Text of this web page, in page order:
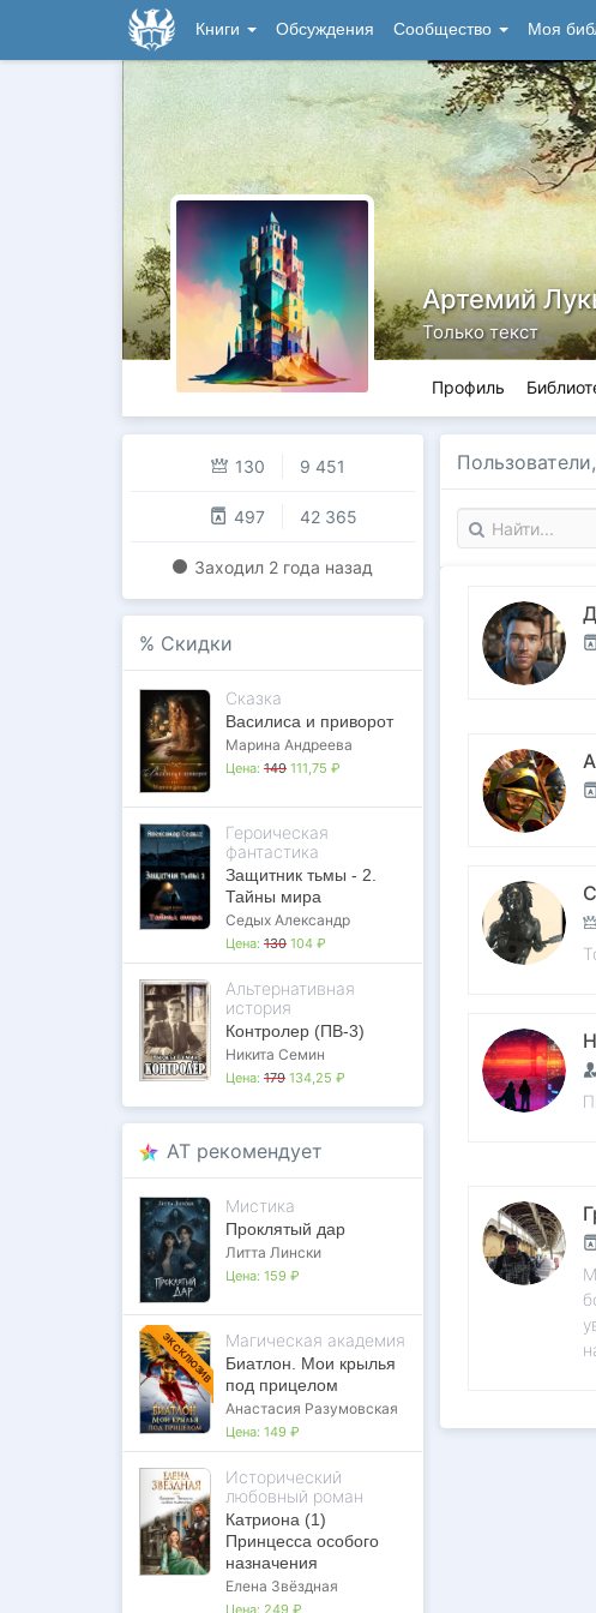
Книги Обсуждения Сообщество Моя
Артемий
Только текст
Профиль
130 9 451
497 42 365
Заходил 2 года назад
% Скидки
Сказка
Василиса и приворот
Марина Андреева
Цена: 149 111,75 ₽
Героическая
фантастика
Защитник тьмы - 2.
Тайны мира
Седых Александр
Цена: 130 104 ₽
Альтернативная
история
Контролер (ПВ-3)
Никита Семин
Цена: 179 134,25 ₽
AT рекомендует
Мистика
Проклятый дар
Литта Лински
Цена: 159 ₽
ЭКСКЛЮЗИВ Магическая академия
Биатлон. Мои крылья
под прицелом
Анастасия Разумовская
Цена: 149 ₽
Исторический
любовный роман
Катриона (1)
Принцесса особого
назначения
Елена Звёздная
Цена: 249 ₽